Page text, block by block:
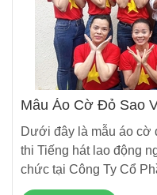
Mẫu Áo Cờ Đỏ Sao
Dưới đây là mẫu áo cờ
thi Tiếng hát lao động
chức tại Công Ty Cổ